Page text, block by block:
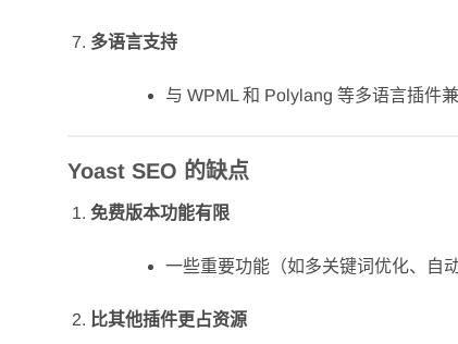
多语言支持
与 WPML 和 Polylang 等多语言插件
Yoast SEO 的缺点
免费版本功能有限
一些重要功能（如多关键词优化、自
比其他插件更占资源